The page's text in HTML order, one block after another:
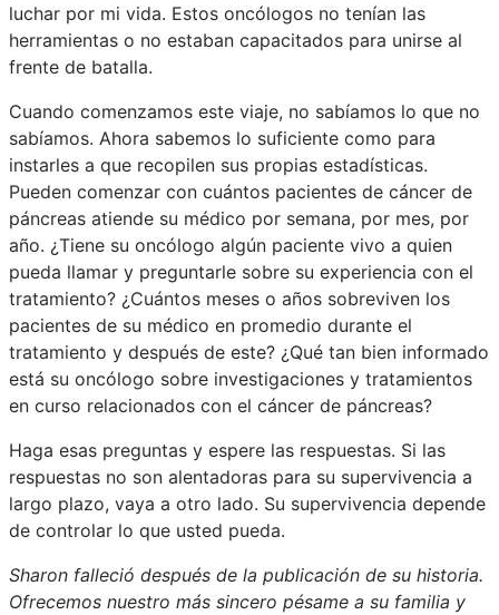
luchar por mi vida. Estos oncólogos no tenían las
herramientas o no estaban capacitados para unirse al
frente de batalla.
Cuando comenzamos este viaje, no sabíamos lo que no
sabíamos. Ahora sabemos lo suficiente como para
instarles a que recopilen sus propias estadísticas.
Pueden comenzar con cuántos pacientes de cáncer de
páncreas atiende su médico por semana, por mes, por
año. ¿Tiene su oncólogo algún paciente vivo a quien
pueda llamar y preguntarle sobre su experiencia con el
tratamiento? ¿Cuántos meses o años sobreviven los
pacientes de su médico en promedio durante el
tratamiento y después de este? ¿Qué tan bien informado
está su oncólogo sobre investigaciones y tratamientos
en curso relacionados con el cáncer de páncreas?
Haga esas preguntas y espere las respuestas. Si las
respuestas no son alentadoras para su supervivencia a
largo plazo, vaya a otro lado. Su supervivencia depende
de controlar lo que usted pueda.
Sharon falleció después de la publicación de su historia.
Ofrecemos nuestro más sincero pésame a su familia y